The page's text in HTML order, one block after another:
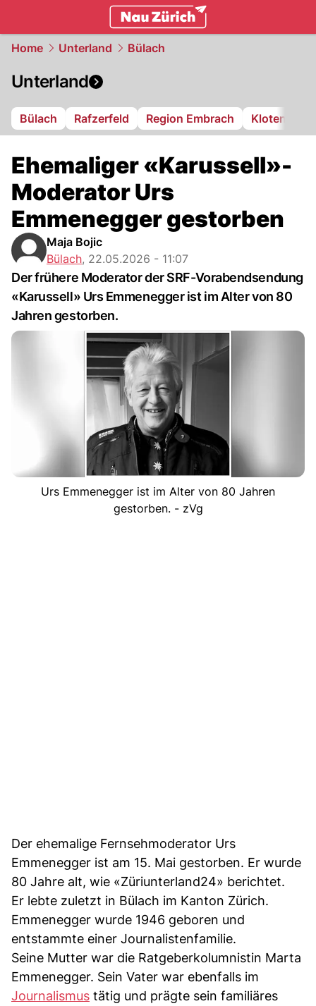
Home Unterland Bülach
Unterland
Bülach Rafzerfeld Region Embrach Kloten
Ehemaliger «Karussell»-
Moderator Urs
Emmenegger gestorben
Maja Bojic
Bülach, 22.05.2026 - 11:07
Der frühere Moderator der SRF-Vorabendsendung
«Karussell» Urs Emmenegger ist im Alter von 80
Jahren gestorben.
Urs Emmenegger ist im Alter von 80 Jahren
gestorben. - zVg
Der ehemalige Fernsehmoderator Urs
Emmenegger ist am 15. Mai gestorben. Er wurde
80 Jahre alt, wie «Züriunterland24» berichtet.
Er lebte zuletzt in Bülach im Kanton Zürich.
Emmenegger wurde 1946 geboren und
entstammte einer Journalistenfamilie.
Seine Mutter war die Ratgeberkolumnistin Marta
Emmenegger. Sein Vater war ebenfalls im
Journalismus tätig und prägte sein familiäres